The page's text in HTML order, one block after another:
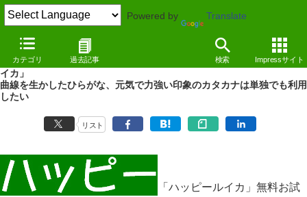
Powered by Translate
カテゴリ 過去記事 検索 Impressサイト
REVIEW
（10/03/19）
文字種ごとにテイストが異なる教育漢字収録のフォント群「ハッピール
イカ」
曲線を生かしたひらがな、元気で力強い印象のカタカナは単独でも利用
したい
リスト
「ハッピールイカ」無料お試